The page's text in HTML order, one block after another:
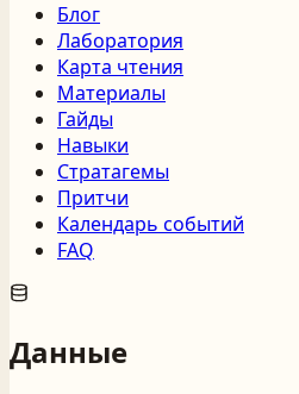
Блог
Лаборатория
Карта чтения
Материалы
Гайды
Навыки
Стратагемы
Притчи
Календарь событий
FAQ
Данные